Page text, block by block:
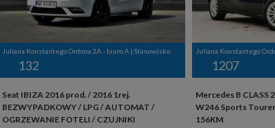
Juliana Konstantego Ordona 2A - biuro A | Stanowisko:
132
Seat IBIZA 2016 prod. / 2016 1rej.
BEZWYPADKOWY / LPG / AUTOMAT /
OGRZEWANIE FOTELI / CZUJNIKI
Juliana Konstantego
1207
Mercedes B CLASS
W246 Sports
156KM